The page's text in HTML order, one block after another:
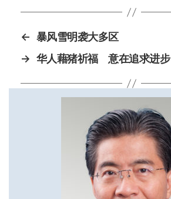
← 暴风雪明袭大多区
→ 华人藉猪祈福 意在追求进步